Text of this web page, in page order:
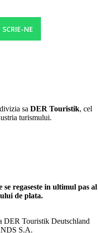
NE
sa DER Touristik, cel
turismului.
regaseste in ultimul pas al
de plata.
DER Touristik Deutschland
S.A.